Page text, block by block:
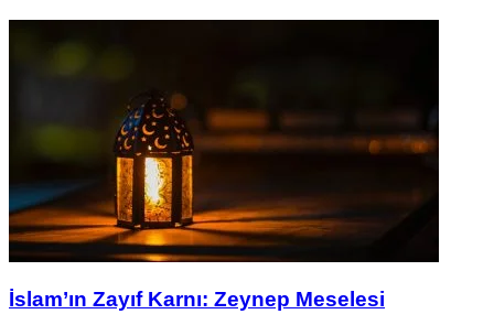
İslam’ın Zayıf Karnı: Zeynep Meselesi